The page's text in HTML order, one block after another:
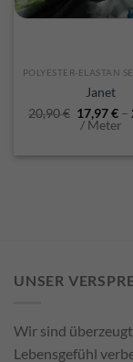
Janet
20,90€ 17,97€ –
/ Meter
UNSER
Wir sind
Lebensgefühl